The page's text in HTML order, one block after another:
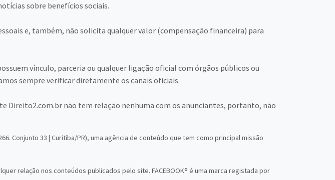
sobre benefícios sociais.
e, também, não solicita qualquer valor (compensação financeira) para
vínculo, parceria ou qualquer ligação oficial com órgãos públicos ou
sempre verificar diretamente os canais oficiais.
Direito2.com.br não tem relação nenhuma com os anunciantes, portanto, não
Conjunto 33 | Curitiba/PR), uma agência de conteúdo que tem como principal missão
relação nos conteúdos publicados pelo site. FACEBOOK® é uma marca registada por